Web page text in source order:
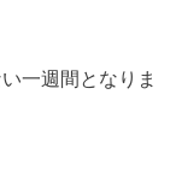
一週間となりま